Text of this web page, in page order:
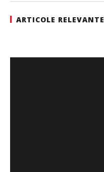
ARTICOLE RELEVANTE